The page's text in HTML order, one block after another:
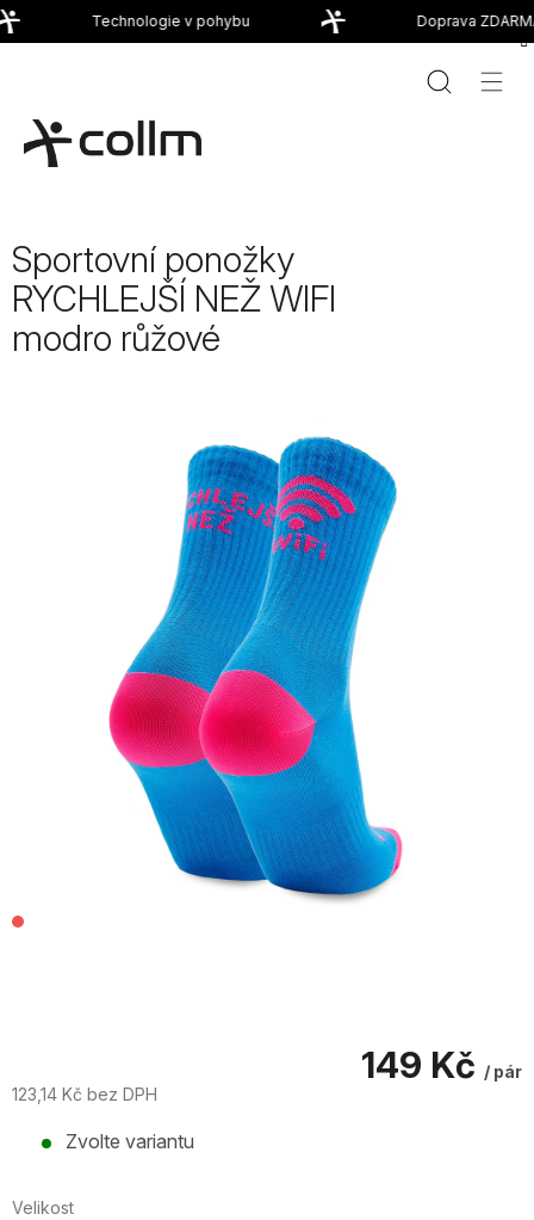
Přejít
na
Technologie v pohybu Doprava
Sportovní ponožky
RYCHLEJŠÍ NEŽ WIFI
modro růžové
149 Kč / pár
123,14 Kč bez DPH
cena:
Zvolte variantu
Velikost